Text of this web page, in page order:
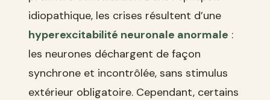
idiopathique, les crises résultent d’une
hyperexcitabilité neuronale anormale :
les neurones déchargent de façon
synchrone et incontrôlée, sans stimulus
extérieur obligatoire. Cependant, certains